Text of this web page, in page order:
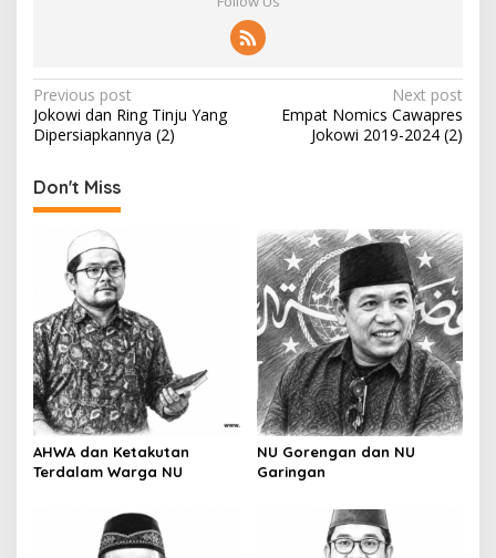
P
o
t
n
i
g
a
t
i
o
Previous post
Jokowi dan Ring Tinju Yang
Dipersiapkannya (2)
Next post
Empat Nomics Cawapres
Jokowi 2019-2024 (2)
Don't Miss
AHWA dan Ketakutan
Terdalam Warga NU
NU Gorengan dan NU
Garingan